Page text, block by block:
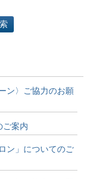
ン〉ご協力のお願
ご案内
ン」についてのご